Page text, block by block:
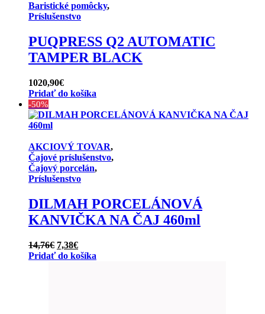
Baristické pomôcky,
Príslušenstvo
PUQPRESS Q2 AUTOMATIC
TAMPER BLACK
1020,90€
Pridať do košíka
-50%
AKCIOVÝ TOVAR,
Čajové príslušenstvo,
Čajový porcelán,
Príslušenstvo
DILMAH PORCELÁNOVÁ
KANVIČKA NA ČAJ 460ml
14,76€ Pôvodná
cena
7,38€Aktuálna
cena
Pridať do košíka